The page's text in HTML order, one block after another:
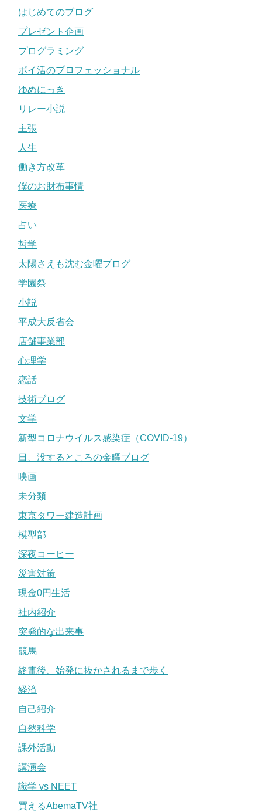
はじめてのブログ
プレゼント企画
プログラミング
ポイ活のプロフェッショナル
ゆめにっき
リレー小説
主張
人生
働き方改革
僕のお財布事情
医療
占い
哲学
太陽さえも沈む金曜ブログ
学園祭
小説
平成大反省会
店舗事業部
心理学
恋話
技術ブログ
文学
新型コロナウイルス感染症（COVID-19）
日、没するところの金曜ブログ
映画
未分類
東京タワー建造計画
模型部
深夜コーヒー
災害対策
現金0円生活
社内紹介
突発的な出来事
競馬
終電後、始発に抜かされるまで歩く
経済
自己紹介
自然科学
課外活動
講演会
識学 vs NEET
買えるAbemaTV社